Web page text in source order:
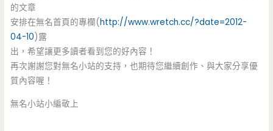
的文章
安排在無名首頁的專欄(http://www.wretch.cc/?date=2012-
04-10)露
出，希望讓更多讀者看到您的好內容！
再次謝謝您對無名小站的支持，也期待您繼續創作、與大家分享優
質內容喔！
無名小站小編敬上